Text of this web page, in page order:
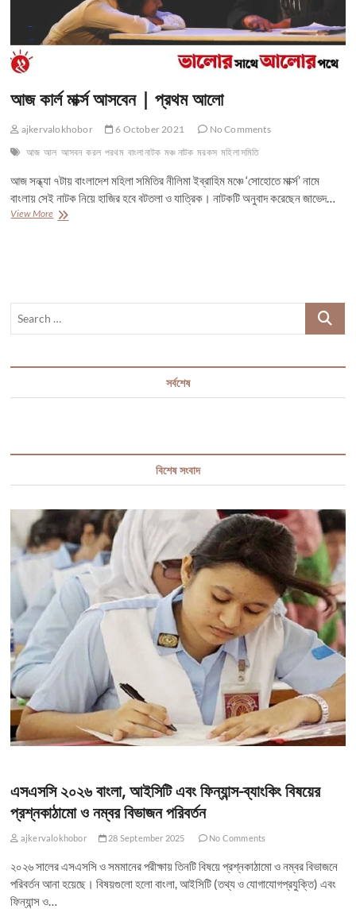
আজ কার্ল মার্ক্স আসবেন | প্রথম আলো
ajkervalokhobor 6 October 2021
No Comments
আজ আল আসবন করল পরথম বাংলা নাটক মঞ্চ নাটক মরকস মহিলা সমিতি
আজ সন্ধ্যা ৭টায় বাংলাদেশ মহিলা সমিতির নীলিমা ইব্রাহিম মঞ্চে ‘সোহোতে মার্ক্স’ নামে
বাংলায় সেই নাটক নিয়ে হাজির হবে বটতলা ও যাত্রিক। নাটকটি অনুবাদ করেছেন জাভেদ…
View Moreআজ
Search
সর্বশেষ
বিশেষ সংবাদ
এসএসসি ২০২৬ বাংলা, আইসিটি এবং ফিন্যান্স-ব্যাংকিং বিষয়ের
প্রশ্নকাঠামো ও নম্বর বিভাজন পরিবর্তন
ajkervalokhobor 28 September 2025 No Comments
২০২৬ সালের এসএসসি ও সমমানের পরীক্ষায় তিনটি বিষয়ে প্রশ্নকাঠামো ও নম্বর বিভাজনে
পরিবর্তন আনা হয়েছে। বিষয়গুলো হলো বাংলা, আইসিটি (তথ্য ও যোগাযোগপ্রযুক্তি) এবং
ফিন্যান্স ও…